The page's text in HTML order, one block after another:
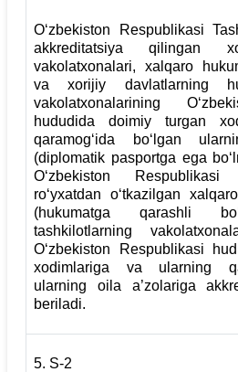
O‘zbekiston Respublikasi
akkreditatsiya qilingan
vakolatxonalari, xalqaro
va xorijiy davlatlarning
vakolatxonalarining
hududida doimiy turgan
qaramog‘ida bo‘lgan
(diplomatik pasportga ega
O‘zbekiston
ro‘yxatdan o‘tkazilgan
(hukumatga qarashli
tashkilotlarning
O‘zbekiston Respublikasi
xodimlariga va ularning
ularning oila a’zolariga
beriladi.
5. S-2